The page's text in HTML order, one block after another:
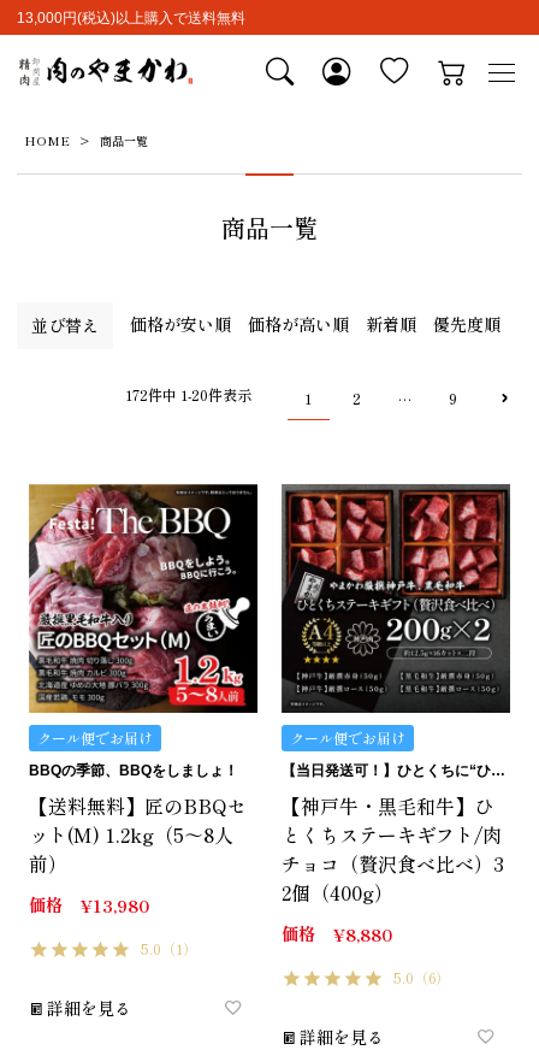
13,000円(税込)以上購入で送料無料
HOME 商品一覧
商品一覧
並び替え 価格が安い順 価格が高い順 新着順 優先度順
172件中 1-20件表示 1 2 … 9
クール便でお届け
BBQの季節、BBQをしましょ！
【送料無料】匠のBBQセ
ット(M) 1.2kg（5～8人
前）
価格 ¥13,980
5.0 （1）
詳細を見る
クール便でお届け
【当日発送可！】ひとくちに“ひとくちの贅沢”。ひとくちステーキギフトは、どうです？
【神戸牛・黒毛和牛】ひ
とくちステーキギフト/肉
チョコ（贅沢食べ比べ）3
2個（400g）
価格 ¥8,880
5.0 （6）
詳細を見る